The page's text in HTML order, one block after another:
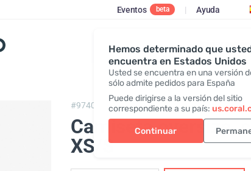
Hemos determinado que
encuentra en Estados Unidos
Usted se encuentra en una versión
sólo admite pedidos para España
Puede dirigirse a la versión del sitio
correspondiente a su país:
Continuar
Eventos beta | Ayuda
Iniciar sesión
#97409, T-shirt Unisex (ss25)
Camiseta oversize,
XS/S